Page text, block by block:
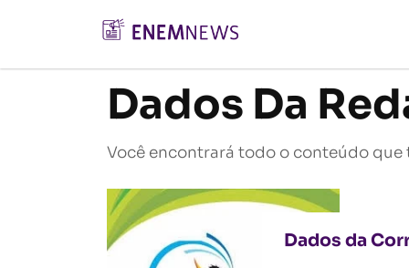
Dados Da
Você encontrará todo o conteúdo
Dados da